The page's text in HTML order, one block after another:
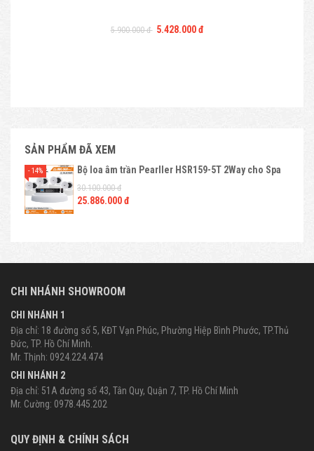
5.900.000 đ 5.428.000 đ
SẢN PHẨM ĐÃ XEM
Bộ loa âm trần Pearller HSR159-5T 2Way cho Spa
30.100.000 đ
25.886.000 đ
- 14%
CHI NHÁNH SHOWROOM
CHI NHÁNH 1
Địa chỉ: 18 đường số 5, KĐT Vạn Phúc, Phường Hiệp Bình Phước, TP.Thủ
Đức, TP. Hồ Chí Minh.
Mr. Thịnh: 0924.224.474
CHI NHÁNH 2
Địa chỉ: 51A đường số 43, Tân Quy, Quận 7, TP. Hồ Chí Minh
Mr. Cường: 0978.445.202
QUY ĐỊNH & CHÍNH SÁCH